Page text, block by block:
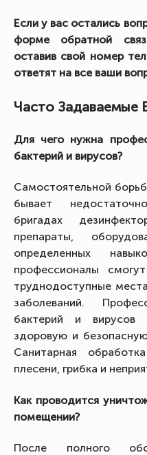
Если у вас остались
форме обратной
оставив свой номер
ответят на все ваши
Часто Задаваемые
Для чего нужна
бактерий и вирусов?
Самостоятельной
бывает
бригадах
препараты,
определенных
профессионалы
труднодоступные
заболеваний.
бактерий и вирусов
здоровую и
Санитарная
плесени, грибка и
Как проводится
помещении?
После полного